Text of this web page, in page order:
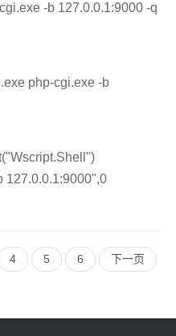
-b 127.0.0.1:9000 -q
php-cgi.exe -b
127.0.0.1:9000",0
4 5 6 下一页